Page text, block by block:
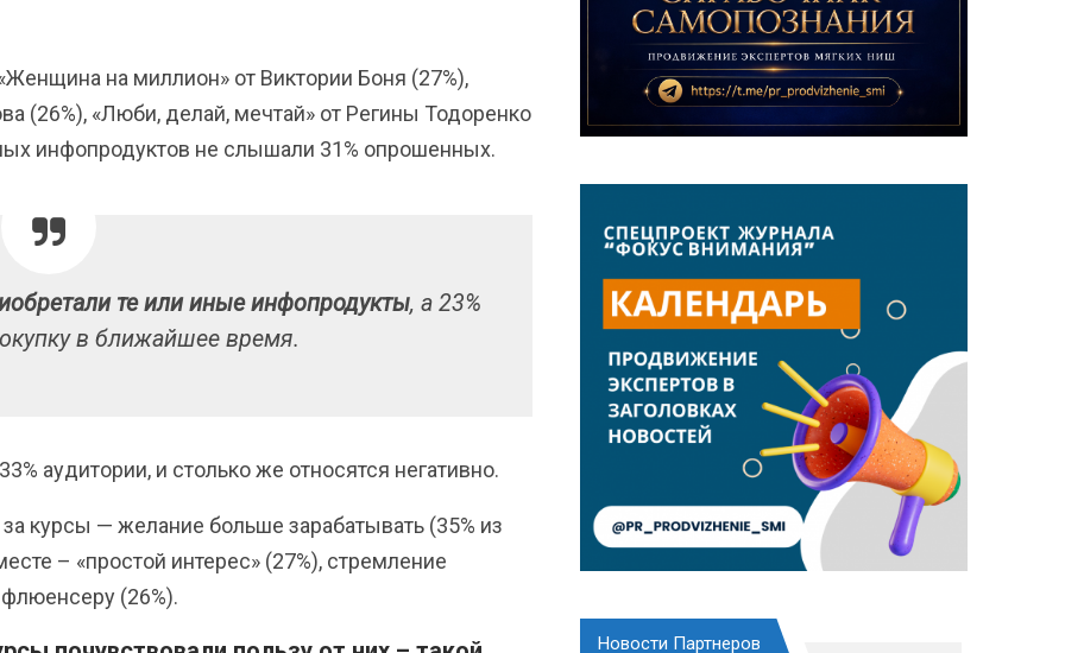
на миллион» от Виктории Боня (27%),
(26%), «Люби, делай, мечтай» от Регины Тодоренко
инфопродуктов не слышали 31% опрошенных.
те или иные инфопродукты, а 23%
в ближайшее время.
аудитории, и столько же относятся негативно.
курсы — желание больше зарабатывать (35% из
– «простой интерес» (27%), стремление
(26%).
Новости Партнеров